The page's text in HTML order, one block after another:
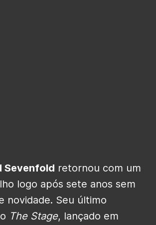
Sevenfold retornou com um
logo após sete anos sem
novidade. Seu último
The Stage, lançado em